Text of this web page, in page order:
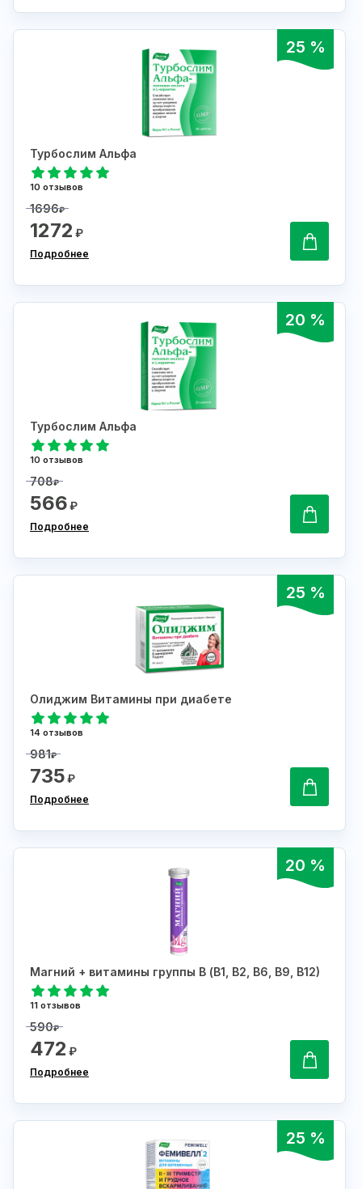
25 %
Турбослим Альфа
10 отзывов
1696₽
1272 ₽
Подробнее
20 %
Турбослим Альфа
10 отзывов
708₽
566₽
Подробнее
25 %
Олиджим Витамины при диабете
14 отзывов
981₽
735₽
Подробнее
20 %
Магний + витамины группы В (В1, В2, В6, В9, В12)
11 отзывов
590₽
472 ₽
Подробнее
25 %